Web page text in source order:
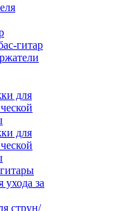
гитар
для
для
ухода за
струн/